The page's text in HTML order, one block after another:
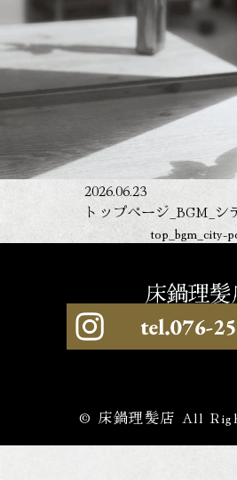
2026.06.23
トップページ_BGM_シ
top_bgm_city-
© 床鍋理髪店 All